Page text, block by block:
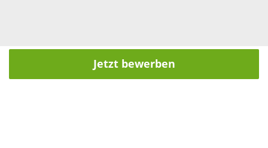
Jetzt bewerben